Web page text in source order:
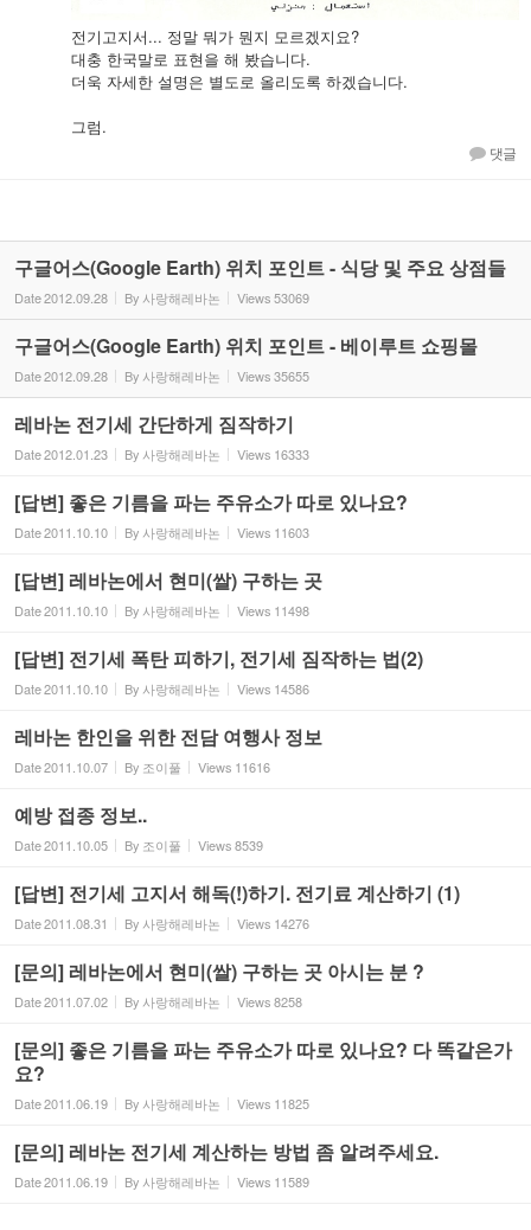
전기고지서... 정말 뭐가 뭔지 모르겠지요?
대충 한국말로 표현을 해 봤습니다.
더욱 자세한 설명은 별도로 올리도록 하겠습니다.
그럼.
댓글
구글어스(Google Earth) 위치 포인트 - 식당 및 주요 상점들
Date2012.09.28 By 사랑해레바논 Views53069
구글어스(Google Earth) 위치 포인트 - 베이루트 쇼핑몰
Date2012.09.28 By 사랑해레바논 Views35655
레바논 전기세 간단하게 짐작하기
Date2012.01.23 By 사랑해레바논 Views 16333
[답변] 좋은 기름을 파는 주유소가 따로 있나요?
Date2011.10.10 By 사랑해레바논 Views 11603
[답변] 레바논에서 현미(쌀) 구하는 곳
Date2011.10.10 By 사랑해레바논 Views 11498
[답변] 전기세 폭탄 피하기, 전기세 짐작하는 법(2)
Date2011.10.10 By 사랑해레바논 Views 14586
레바논 한인을 위한 전담 여행사 정보
Date2011.10.07 By 조이풀 Views 11616
예방 접종 정보..
Date2011.10.05 By 조이풀 Views8539
[답변] 전기세 고지서 해독(!)하기. 전기료 계산하기 (1)
Date2011.08.31 By 사랑해레바논 Views 14276
[문의] 레바논에서 현미(쌀) 구하는 곳 아시는 분 ?
Date2011.07.02 By 사랑해레바논 Views8258
[문의] 좋은 기름을 파는 주유소가 따로 있나요? 다 똑같은가
요?
Date2011.06.19 By 사랑해레바논 Views 11825
[문의] 레바논 전기세 계산하는 방법 좀 알려주세요.
Date2011.06.19 By 사랑해레바논 Views 11589